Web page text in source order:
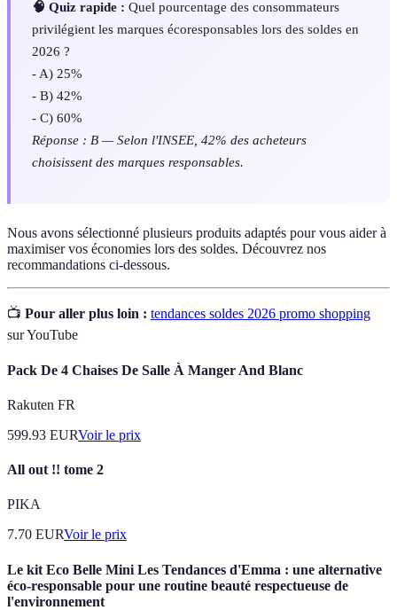
🧠 Quiz rapide : Quel pourcentage des consommateurs
privilégient les marques écoresponsables lors des soldes en
2026 ?
- A) 25%
- B) 42%
- C) 60%
Réponse : B — Selon l'INSEE, 42% des acheteurs
choisissent des marques responsables.
Nous avons sélectionné plusieurs produits adaptés pour vous aider à
maximiser vos économies lors des soldes. Découvrez nos
recommandations ci-dessous.
📺 Pour aller plus loin : tendances soldes 2026 promo shopping
sur YouTube
Pack De 4 Chaises De Salle À Manger And Blanc
Rakuten FR
599.93 EURVoir le prix
All out !! tome 2
PIKA
7.70 EURVoir le prix
Le kit Eco Belle Mini Les Tendances d'Emma : une alternative
éco-responsable pour une routine beauté respectueuse de
l'environnement